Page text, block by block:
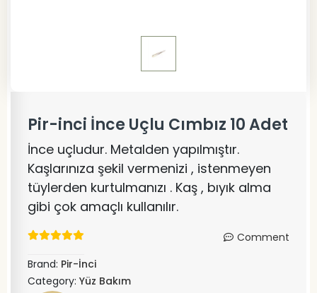
Pir-inci İnce Uçlu Cımbız 10 Adet
İnce uçludur. Metalden yapılmıştır.
Kaşlarınıza şekil vermenizi , istenmeyen
tüylerden kurtulmanızı . Kaş , bıyık alma
gibi çok amaçlı kullanılır.
Comment
Brand: Pir-İnci
Category: Yüz Bakım